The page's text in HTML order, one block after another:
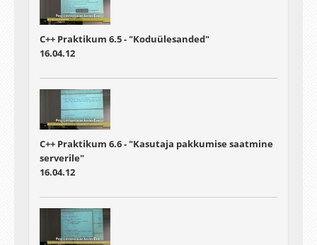
C++ Praktikum 6.5 - "Koduülesanded"
16.04.12
C++ Praktikum 6.6 - "Kasutaja pakkumise saatmine
serverile"
16.04.12